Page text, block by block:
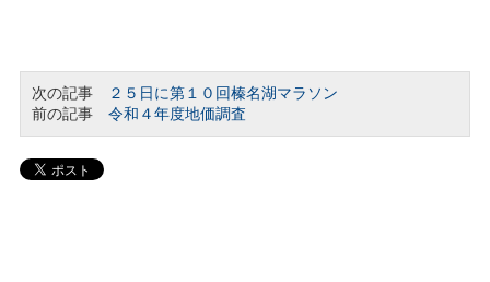
次の記事
２５日に第１０回榛名湖マラソン
前の記事 令和４年度地価調査